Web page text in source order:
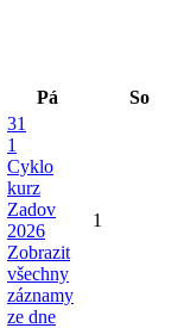
Pá So
31
1
Cyklo
kurz
Zadov
2026
Zobrazit
všechny
záznamy
ze dne
1